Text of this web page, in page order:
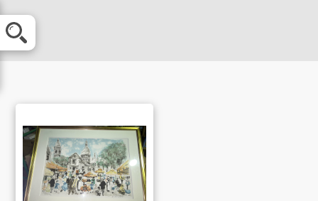
買取方法
買取アイテム